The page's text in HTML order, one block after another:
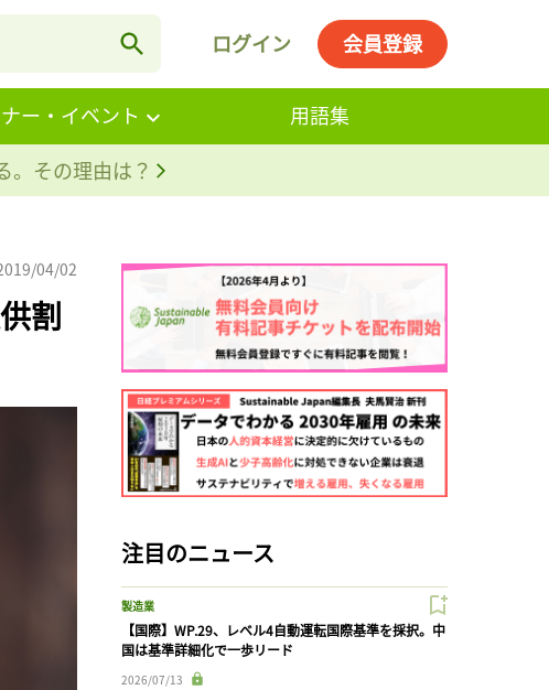
ログイン 会員登録
ー・イベント
用語集
その理由は？
04/02
割
注目のニュース
製造業
【国際】WP.29、レベル4自動運転国際基準を採択。中
国は基準詳細化で一歩リード
2026/07/13